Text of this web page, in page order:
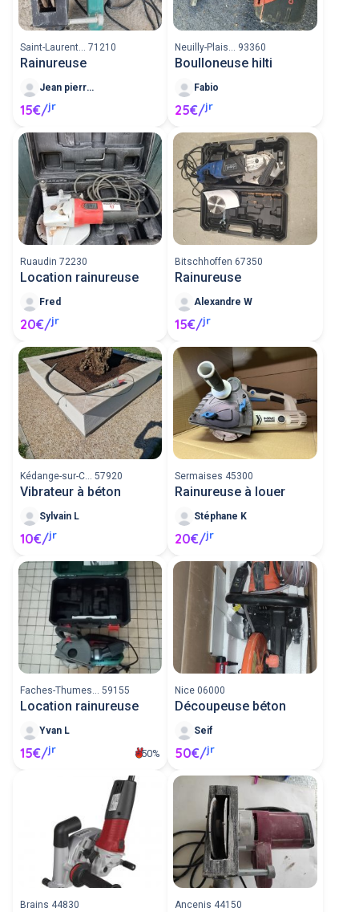
Saint-Laurent... 71210
Rainureuse
Jean pierre 19
15€/jr
Neuilly-Plais... 93360
Boulloneuse hilti
Fabio
25€/jr
Ruaudin 72230
Location rainureuse
Fred
20€/jr
Bitschhoffen 67350
Rainureuse
Alexandre W
15€/jr
Kédange-sur-C... 57920
Vibrateur à béton
Sylvain L
10€/jr
Sermaises 45300
Rainureuse à louer
Stéphane K
20€/jr
Faches-Thumes... 59155
Location rainureuse
Yvan L
15€/jr 50%
Nice 06000
Découpeuse béton
Seif
50€/jr
Brains 44830 Ancenis 44150